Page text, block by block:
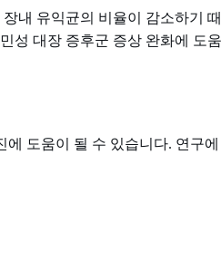
내 유익균의 비율이 감소하기
성 대장 증후군 증상 완화에 도
도움이 될 수 있습니다. 연구